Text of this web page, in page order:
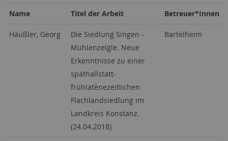
Name Titel der Arbeit Betreuer*Innen
Häußler, Georg
Die Siedlung Singen -
Mühlenzelgle. Neue
Erkenntnisse zu einer
späthallstatt-
frühlatènezeitlichen
Flachlandsiedlung im
Landkreis Konstanz.
(24.04.2018)
Bartelheim